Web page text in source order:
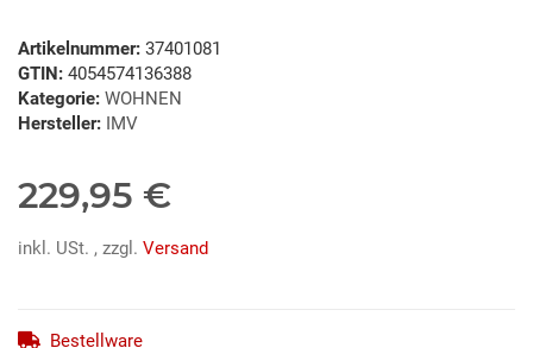
Artikelnummer: 37401081
GTIN: 4054574136388
Kategorie: WOHNEN
Hersteller: IMV
229,95 €
inkl. USt. , zzgl. Versand
Bestellware